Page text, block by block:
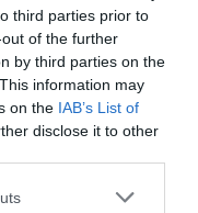
third parties prior to
of the further
by third parties on the
information may
on the IAB’s List of
disclose it to other
dos pleitos
700.000